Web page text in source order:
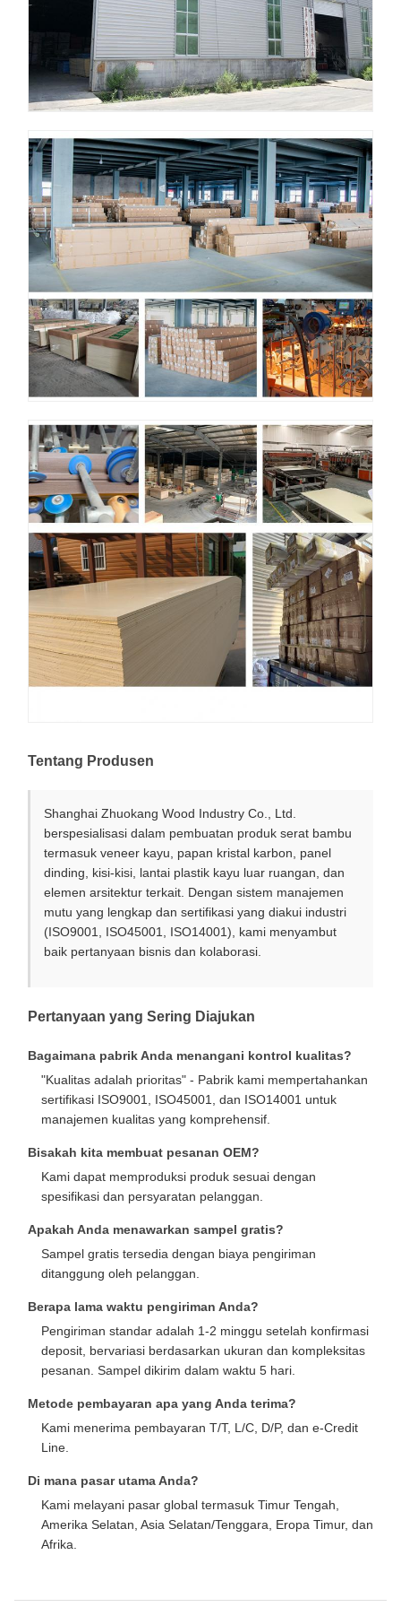
Tentang Produsen
Shanghai Zhuokang Wood Industry Co., Ltd.
berspesialisasi dalam pembuatan produk serat bambu
termasuk veneer kayu, papan kristal karbon, panel
dinding, kisi-kisi, lantai plastik kayu luar ruangan, dan
elemen arsitektur terkait. Dengan sistem manajemen
mutu yang lengkap dan sertifikasi yang diakui industri
(ISO9001, ISO45001, ISO14001), kami menyambut
baik pertanyaan bisnis dan kolaborasi.
Pertanyaan yang Sering Diajukan
Bagaimana pabrik Anda menangani kontrol kualitas?
"Kualitas adalah prioritas" - Pabrik kami mempertahankan
sertifikasi ISO9001, ISO45001, dan ISO14001 untuk
manajemen kualitas yang komprehensif.
Bisakah kita membuat pesanan OEM?
Kami dapat memproduksi produk sesuai dengan
spesifikasi dan persyaratan pelanggan.
Apakah Anda menawarkan sampel gratis?
Sampel gratis tersedia dengan biaya pengiriman
ditanggung oleh pelanggan.
Berapa lama waktu pengiriman Anda?
Pengiriman standar adalah 1-2 minggu setelah konfirmasi
deposit, bervariasi berdasarkan ukuran dan kompleksitas
pesanan. Sampel dikirim dalam waktu 5 hari.
Metode pembayaran apa yang Anda terima?
Kami menerima pembayaran T/T, L/C, D/P, dan e-Credit
Line.
Di mana pasar utama Anda?
Kami melayani pasar global termasuk Timur Tengah,
Amerika Selatan, Asia Selatan/Tenggara, Eropa Timur, dan
Afrika.